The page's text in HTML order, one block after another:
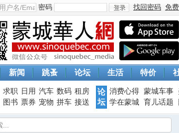
密码
登
找回密码 免
新闻 跳蚤 论坛 生活 特价
求职 日用 汽车 数码 租房
图书 票券 宠物 拼车 接送
论
坛
消费心得 蒙城车事
学在蒙城 育儿话题